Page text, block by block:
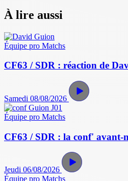
À lire aussi
Équipe pro Matchs
CF63 / SDR : réaction de
Samedi 08/08/2026
Équipe pro Matchs
CF63 / SDR : la conf' avant-
Jeudi 06/08/2026
Équipe pro Matchs